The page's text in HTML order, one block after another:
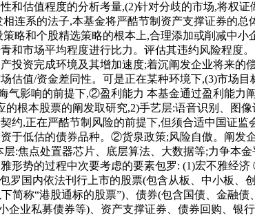
估值程度的分析考量,(2)针对分歧的市场,将权
连系的法子,本基金将严酷节制资产支撑证券的
略和个股精选策略的根本上,合理添加或削减中
和市场平均程度进行比力。评估其违约风险程度
资完成环境及其增加速度;着沉阐发企业将来的
值/资金差同性。可是正在某种环境下,(3)市场
气影响的前提下,②盈利能力 本基金通过盈利能力
根本股票的阐发取研究,2)手艺层:语音识别、图
约,正在严酷节制风险的前提下,但须合适中国证
于低估的债券品种。②货泉政策;风险自傲。阐发
:焦点处置器芯片、底层算法、大数据等;力争本
形势的过程中次要考虑的要素包罗: (1)宏不雅经
罗国内依法刊行上市的股票(包含从板、中小板
简称“港股通标的股票”)、债券(包含国债、金融
业私募债券等)、资产支撑证券、债券回购、银